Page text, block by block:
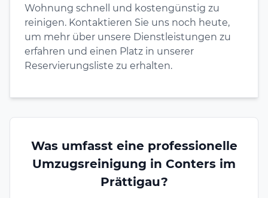
Wohnung schnell und kostengünstig zu
reinigen. Kontaktieren Sie uns noch heute,
um mehr über unsere Dienstleistungen zu
erfahren und einen Platz in unserer
Reservierungsliste zu erhalten.
Was umfasst eine professionelle
Umzugsreinigung in Conters im
Prättigau?